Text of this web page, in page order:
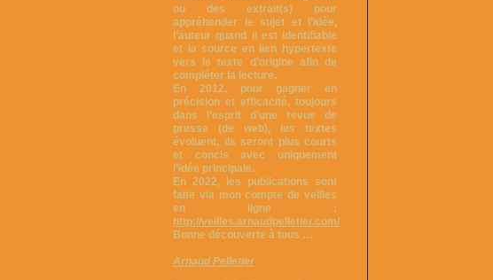
ou des extrait(s) pour
appréhender le sujet et l’idée,
l’auteur quand il est identifiable
et la source en lien hypertexte
vers le texte d’origine afin de
compléter la lecture.
En 2012, pour gagner en
précision et efficacité, toujours
dans l’esprit d’une revue de
presse (de web), les textes
évoluent, ils seront plus courts
et concis avec uniquement
l’idée principale.
En 2022, les publications sont
faite via mon compte de veilles
en ligne :
http://veilles.arnaudpelletier.com/
Bonne découverte à tous …
Arnaud Pelletier